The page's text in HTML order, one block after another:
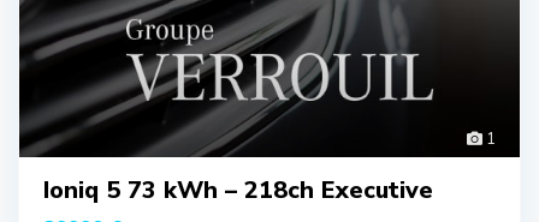
1
Ioniq 5 73 kWh – 218ch Executive